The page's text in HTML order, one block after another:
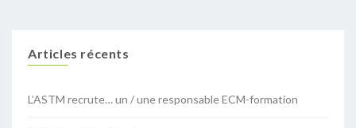
Articles récents
L’ASTM recrute… un / une responsable ECM-formation